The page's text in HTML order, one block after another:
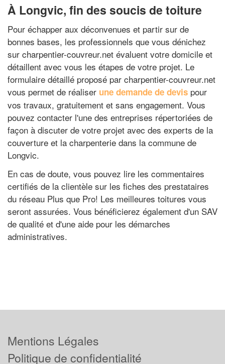
À Longvic, fin des soucis de toiture
Pour échapper aux déconvenues et partir sur de
bonnes bases, les professionnels que vous dénichez
sur charpentier-couvreur.net évaluent votre domicile et
détaillent avec vous les étapes de votre projet. Le
formulaire détaillé proposé par charpentier-couvreur.net
vous permet de réaliser une demande de devis pour
vos travaux, gratuitement et sans engagement. Vous
pouvez contacter l'une des entreprises répertoriées de
façon à discuter de votre projet avec des experts de la
couverture et la charpenterie dans la commune de
Longvic.
En cas de doute, vous pouvez lire les commentaires
certifiés de la clientèle sur les fiches des prestataires
du réseau Plus que Pro! Les meilleures toitures vous
seront assurées. Vous bénéficierez également d'un SAV
de qualité et d'une aide pour les démarches
administratives.
Mentions Légales
Politique de confidentialité